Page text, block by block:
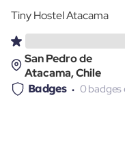
Tiny Hostel Atacama
San Pedro de
Atacama, Chile
Badges 0 badges